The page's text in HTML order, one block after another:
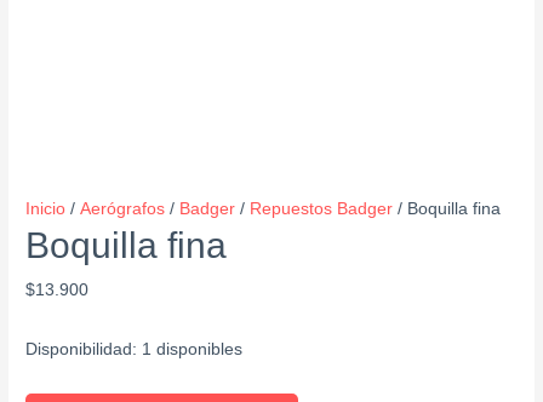
Inicio /Aerógrafos / Badger / Repuestos Badger / Boquilla fina
Boquilla fina
$13.900
Disponibilidad: 1 disponibles